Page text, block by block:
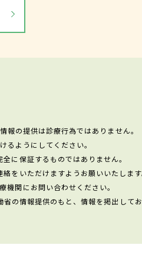
の提供は診療行為ではありません。
るようにしてください。
に保証するものではありません。
絡をいただけますようお願いいたします
関にお問い合わせください。
の情報提供のもと、情報を掲出してお